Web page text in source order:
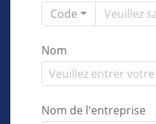
Code
Nom
Nom de l'entreprise